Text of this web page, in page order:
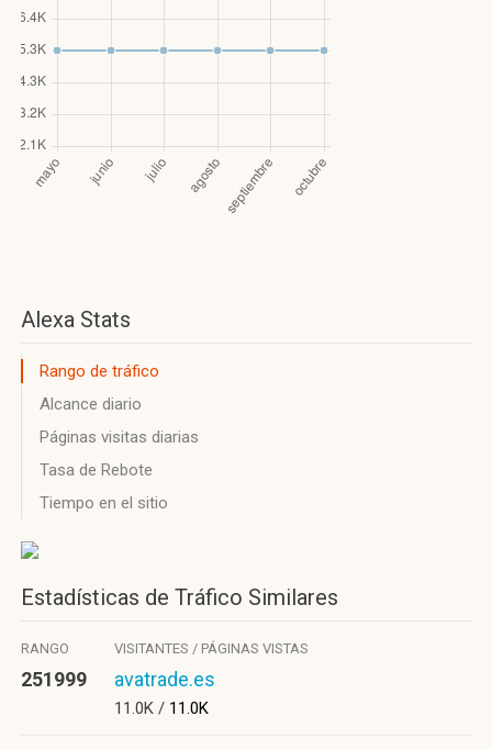
Alexa Stats
Rango de tráfico
Alcance diario
Páginas visitas diarias
Tasa de Rebote
Tiempo en el sitio
Estadísticas de Tráfico Similares
RANGO VISITANTES / PÁGINAS VISTAS
251999 avatrade.es
11.0K / 11.0K